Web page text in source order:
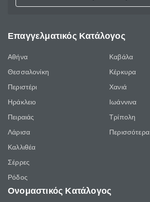
Επαγγελματικός Κατάλογος
Αθήνα
Θεσσαλονίκη
Περιστέρι
Ηράκλειο
Πειραιάς
Λάρισα
Καλλιθέα
Σέρρες
Ρόδος
Καβάλα
Κέρκυρα
Χανιά
Ιωάννινα
Τρίπολη
Περισσότερα
Ονομαστικός Κατάλογος